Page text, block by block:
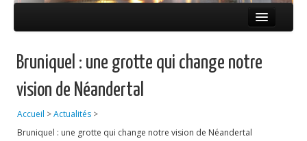
Équipes
Réseaux
Publications
Bruniquel : une grotte qui change notre
vision de Néandertal
Accueil >Actualités >
Bruniquel : une grotte qui change notre vision de Néandertal